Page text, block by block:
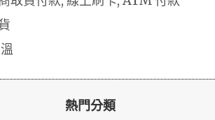
熱門分類